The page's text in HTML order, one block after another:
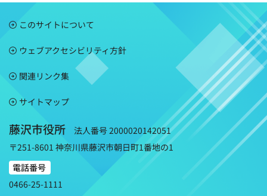
このサイトについて
ウェブアクセシビリティ方針
関連リンク集
サイトマップ
藤沢市役所
法人番号 2000020142051
〒251-8601 神奈川県藤沢市朝日町1番地の1
電話番号
0466-25-1111